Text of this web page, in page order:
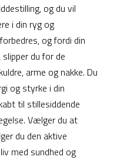
og du vil
i din ryg og
og fordi din
du for de
arme og nakke. Du
og styrke i din
til stillesiddende
Vælger du at
du den aktive
med sundhed og